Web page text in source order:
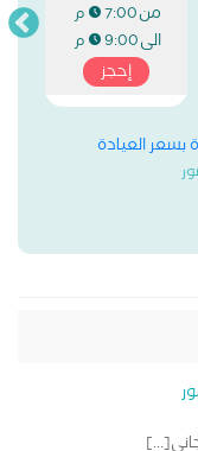
من7:00 م
الى9:00 م
إحجز
بسعر العيادة